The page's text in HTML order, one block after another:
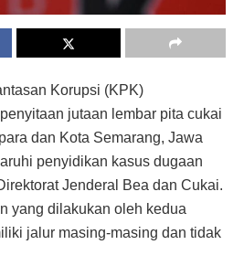
Korupsi (KPK)
jutaan lembar pita cukai
dan Kota Semarang, Jawa
penyidikan kasus dugaan
Jenderal Bea dan Cukai.
yang dilakukan oleh kedua
jalur masing-masing dan tidak